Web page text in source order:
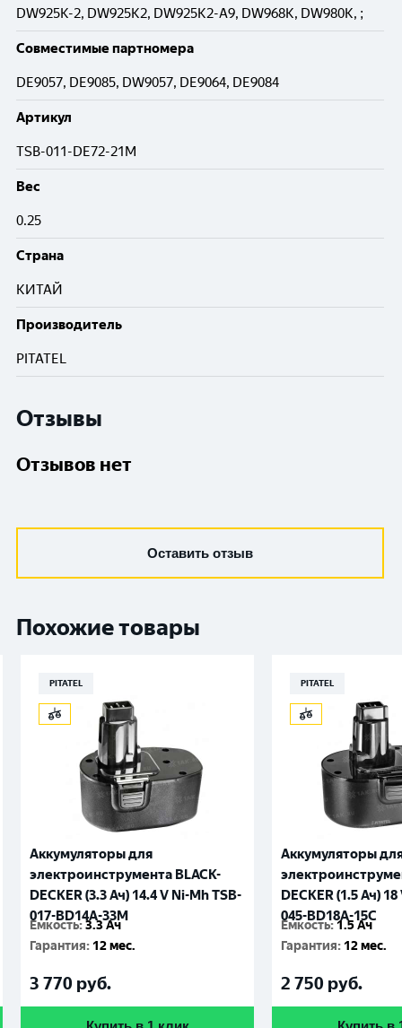
DW925K-2, DW925K2, DW925K2-A9, DW968K, DW980K, ;
Совместимые партномера
DE9057, DE9085, DW9057, DE9064, DE9084
Артикул
TSB-011-DE72-21M
Вес
0.25
Cтрана
КИТАЙ
Производитель
PITATEL
Отзывы
Отзывов нет
Оставить отзыв
Похожие товары
PITATEL
Аккумуляторы для
электроинструмента BLACK-
DECKER (3.3 Ач) 14.4 V Ni-Mh TSB-
017-BD14A-33M
Емкость:3.3 Ач
Гарантия: 12 мес.
3 770 руб.
PITATEL
Аккумуляторы
DECKER (1.5 Ач)
045-BD18A-15C
Емкость:1.5 Ач
Гарантия: 12 мес.
2 750 руб.